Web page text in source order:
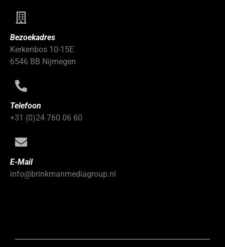
Bezoekadres
Kerkenbos 10-15E
6546 BB Nijmegen
Telefoon
+31 (0)24 760 06 60
E-Mail
info@brinkmanmediagroup.nl